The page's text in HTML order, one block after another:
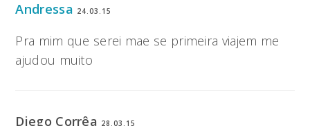
Andressa 24.03.15
Pra mim que serei mae se primeira viajem me
ajudou muito
Diego Corrêa 28.03.15